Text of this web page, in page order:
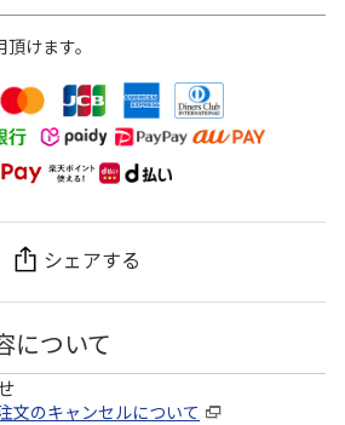
けます。
シェアする
について
文のキャンセルについて